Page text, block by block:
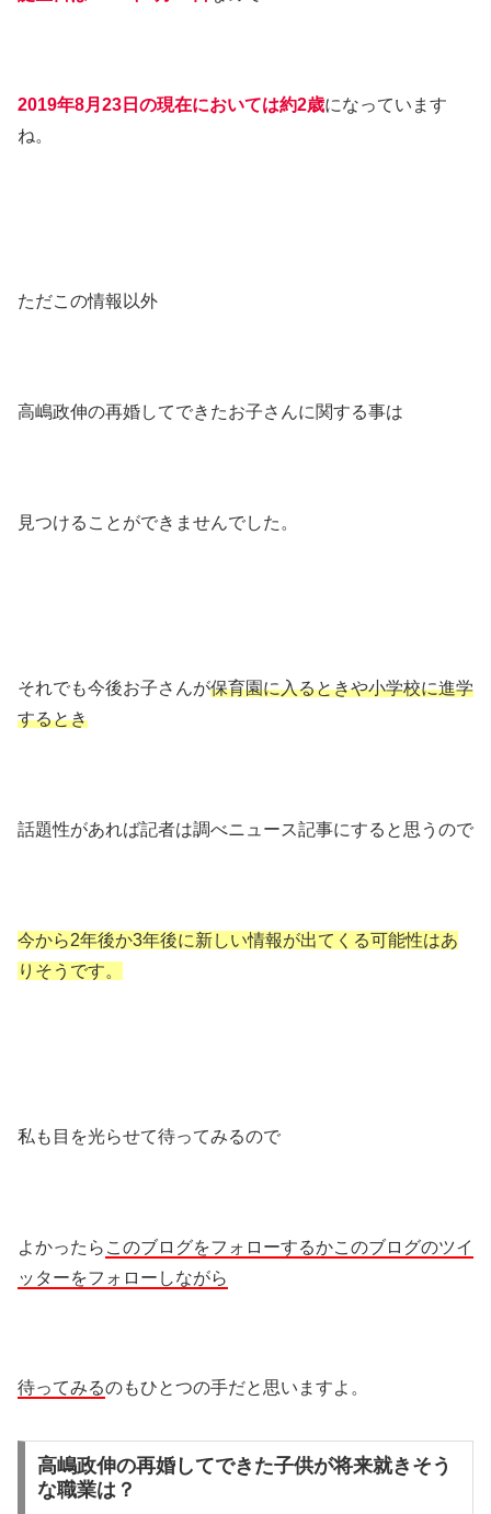
2019年8月23日の現在においては約2歳になっています
ね。
ただこの情報以外
高嶋政伸の再婚してできたお子さんに関する事は
見つけることができませんでした。
それでも今後お子さんが保育園に入るときや小学校に進学
するとき
話題性があれば記者は調べニュース記事にすると思うので
今から2年後か3年後に新しい情報が出てくる可能性はあ
りそうです。
私も目を光らせて待ってみるので
よかったら このブログをフォローするかこのブログのツイ
ッターをフォローしながら
待ってみるのもひとつの手だと思いますよ。
高嶋政伸の再婚してできた子供が将来就きそう
な職業は？